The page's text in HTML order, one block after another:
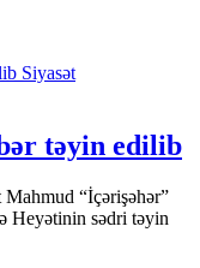
Siyasət
təyin edilib
Mahmud “İçərişəhər”
Heyətinin sədri təyin